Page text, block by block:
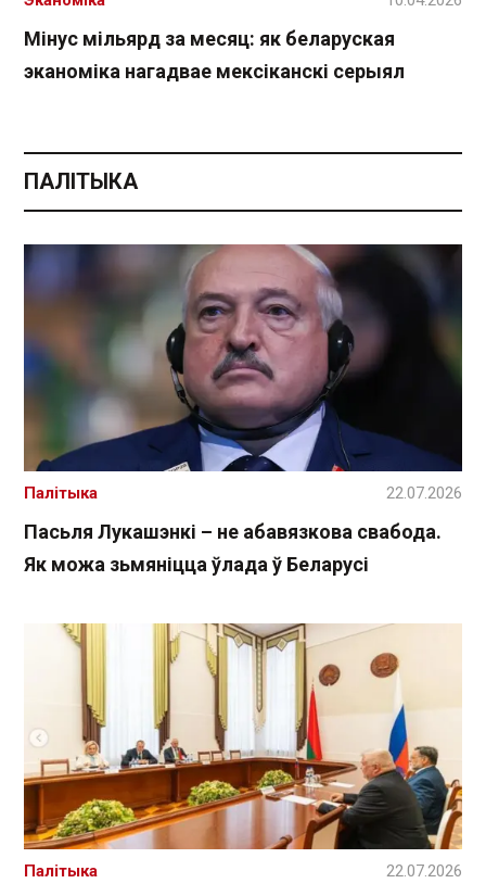
Мінус мільярд за месяц: як беларуская
эканоміка нагадвае мексіканскі серыял
ПАЛІТЫКА
Пасьля Лукашэнкі – не абавязкова свабода.
Як можа зьмяніцца ўлада ў Беларусі
Палітыка 22.07.2026
Палітыка 22.07.2026